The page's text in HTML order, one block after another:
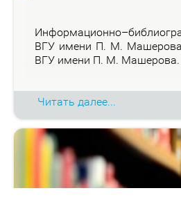
ВГУ име­ни П. М.
ВГУ име­ни П. М. Ма­ше­ро­ва.
Читать далее...